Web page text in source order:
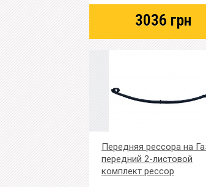
3036 грн
Передняя рессора на
передний 2-листовой
комплект рессор